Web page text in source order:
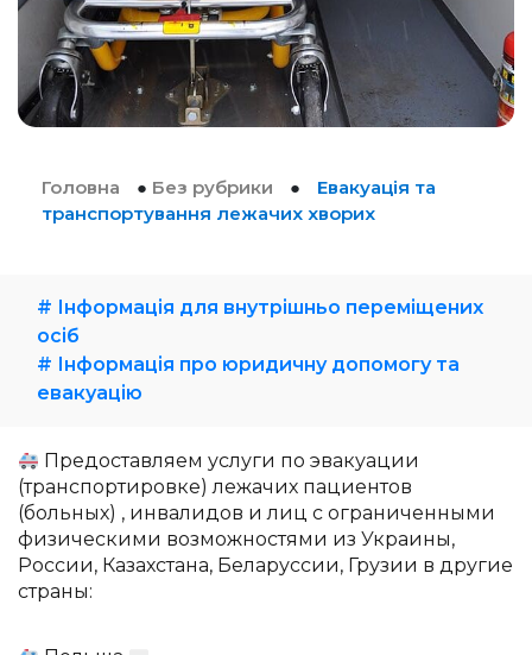
Головна ● Без рубрики ●
Евакуація та
транспортування лежачих хворих
# Інформація для внутрішньо переміщених
осіб
# Інформація про юридичну допомогу та
евакуацію
Предоставляем услуги по эвакуации
(транспортировке) лежачих пациентов
(больных) , инвалидов и лиц с ограниченными
физическими возможностями из Украины,
России, Казахстана, Беларуссии, Грузии в другие
страны: